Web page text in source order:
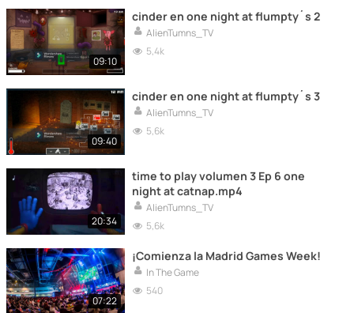
09:10
cinder en one night at flumpty´s 2
AlienTumns_TV
5,4k
09:40
cinder en one night at flumpty´s 3
AlienTumns_TV
5,6k
20:34
time to play volumen 3 Ep 6 one
night at catnap.mp4
AlienTumns_TV
5,6k
07:22
¡Comienza la Madrid Games Week!
In The Game
540